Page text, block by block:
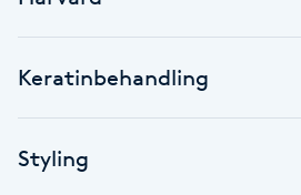
Cryoterapi
D
Damklippning
Keratinbehandling
Styling